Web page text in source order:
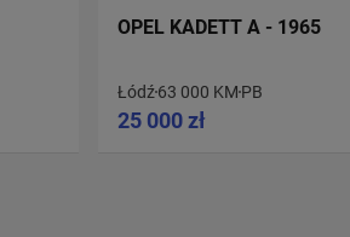
OPEL KADETT A - 1965
Łódź63 000 KM PB
25 000 zł